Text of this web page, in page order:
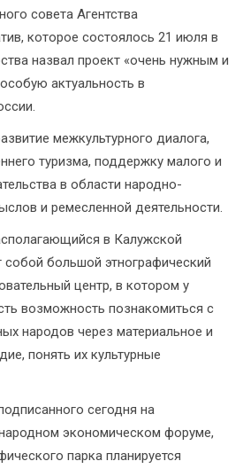
совета Агентства
которое состоялось 21 июля в
назвал проект «очень нужным и
актуальность в
межкультурного диалога,
туризма, поддержку малого и
в области народно-
и ремесленной деятельности.
в Калужской
собой большой этнографический
центр, в котором у
возможность познакомиться с
народов через материальное и
понять их культурные
сегодня на
экономическом форуме,
парка планируется